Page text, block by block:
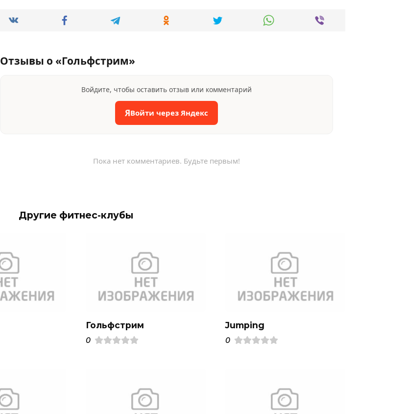
Отзывы о «Гольфстрим»
Войдите, чтобы оставить отзыв или комментарий
ЯВойти через Яндекс
Пока нет комментариев. Будьте первым!
Другие фитнес-клубы
Гольфстрим
0
Jumping
0